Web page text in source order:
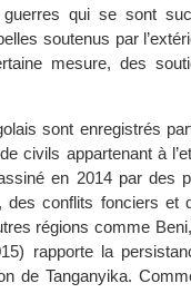
qui se sont
soutenus par
mesure, des
sont enregistrés
civils appartenant à
en 2014 par des
conflits fonciers et
régions comme
rapporte la
de Tanganyika.